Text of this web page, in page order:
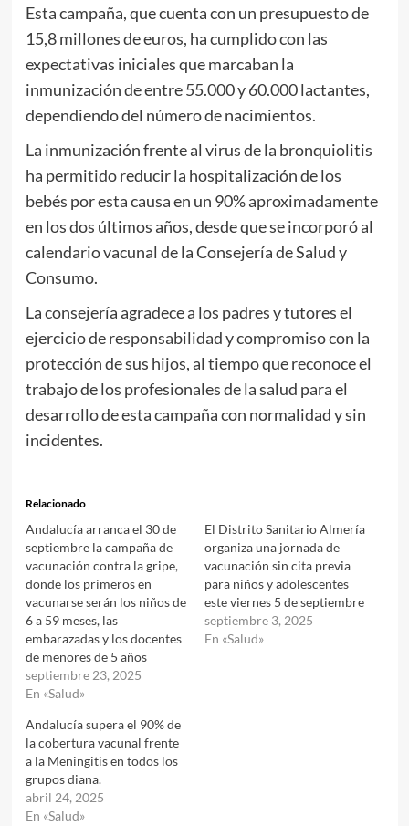
Esta campaña, que cuenta con un presupuesto de
15,8 millones de euros, ha cumplido con las
expectativas iniciales que marcaban la
inmunización de entre 55.000 y 60.000 lactantes,
dependiendo del número de nacimientos.
La inmunización frente al virus de la bronquiolitis
ha permitido reducir la hospitalización de los
bebés por esta causa en un 90% aproximadamente
en los dos últimos años, desde que se incorporó al
calendario vacunal de la Consejería de Salud y
Consumo.
La consejería agradece a los padres y tutores el
ejercicio de responsabilidad y compromiso con la
protección de sus hijos, al tiempo que reconoce el
trabajo de los profesionales de la salud para el
desarrollo de esta campaña con normalidad y sin
incidentes.
Relacionado
Andalucía arranca el 30 de
septiembre la campaña de
vacunación contra la gripe,
donde los primeros en
vacunarse serán los niños de
6 a 59 meses, las
embarazadas y los docentes
de menores de 5 años
septiembre 23, 2025
En «Salud»
El Distrito Sanitario Almería
organiza una jornada de
vacunación sin cita previa
para niños y adolescentes
este viernes 5 de septiembre
septiembre 3, 2025
En «Salud»
Andalucía supera el 90% de
la cobertura vacunal frente
a la Meningitis en todos los
grupos diana.
abril 24, 2025
En «Salud»